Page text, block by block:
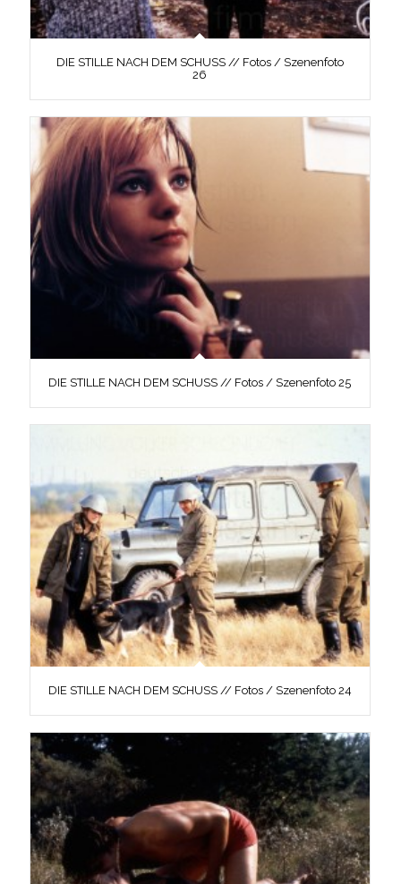
DIE STILLE NACH DEM SCHUSS // Fotos / Szenenfoto
26
DIE STILLE NACH DEM SCHUSS // Fotos / Szenenfoto 25
DIE STILLE NACH DEM SCHUSS // Fotos / Szenenfoto 24